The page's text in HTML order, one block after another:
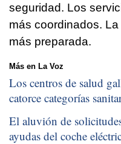
seguridad. Los
más coordinados.
más preparada.
Más en La Voz
Los centros de salud
catorce categorías
El aluvión de
ayudas del coche